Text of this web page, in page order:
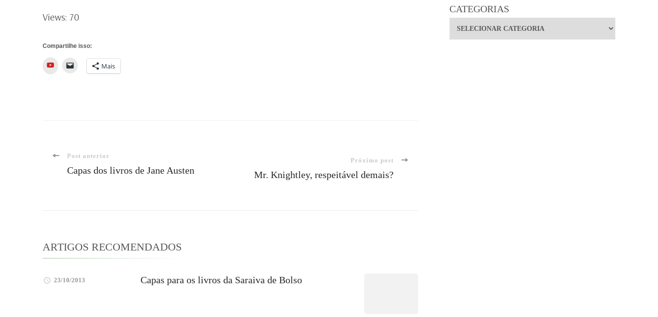
Views: 70
Compartilhe isso:
YouTube Mais
Navegação
Post anterior
Capas dos livros de Jane Austen
Próximo post
Mr. Knightley, respeitável demais?
ARTIGOS RECOMENDADOS
23/10/2013 Capas para os livros da Saraiva de Bolso
CATEGORIAS